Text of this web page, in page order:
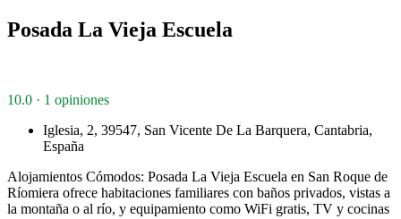
Posada La Vieja Escuela
10.0 · 1 opiniones
Iglesia, 2, 39547, San Vicente De La Barquera, Cantabria,
España
Alojamientos Cómodos: Posada La Vieja Escuela en San Roque de
Ríomiera ofrece habitaciones familiares con baños privados, vistas a
la montaña o al río, y equipamiento como WiFi gratis, TV y cocinas